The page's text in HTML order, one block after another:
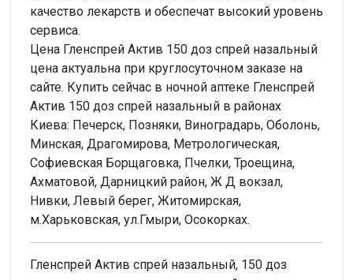
качество лекарств и обеспечат высокий уровень
сервиса.
Цена Гленспрей Актив 150 доз спрей назальный
цена актуальна при круглосуточном заказе на
сайте. Купить сейчас в ночной аптеке Гленспрей
Актив 150 доз спрей назальный в районах
Киева: Печерск, Позняки, Виноградарь, Оболонь,
Минская, Драгомирова, Метрологическая,
Софиевская Борщаговка, Пчелки, Троещина,
Ахматовой, Дарницкий район, Ж Д вокзал,
Нивки, Левый берег, Житомирская,
м.Харьковская, ул.Гмыри, Осокорках.
Гленспрей Актив спрей назальный, 150 доз